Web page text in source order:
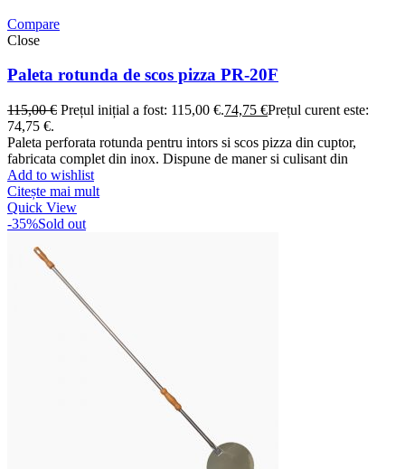
Compare
Close
Paleta rotunda de scos pizza PR-20F
115,00€ Prețul inițial a fost: 115,00 €.74,75 €Prețul curent este:
74,75 €.
Paleta perforata rotunda pentru intors si scos pizza din cuptor,
fabricata complet din inox. Dispune de maner si culisant din
Add to wishlist
Citește mai mult
Quick View
-35%Sold out